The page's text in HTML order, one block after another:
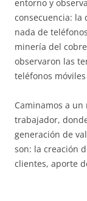
entorno y
consecuencia: la
nada de
minería del
observaron las
teléfonos
Caminamos a
trabajador,
generación de
son: la creación
clientes, aporte